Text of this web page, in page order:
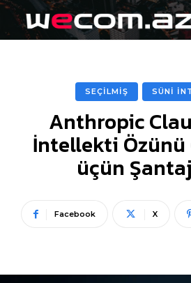
SEÇİLMİŞ SÜNİ
Anthropic
İntellekti Özünü
üçün
Facebook X